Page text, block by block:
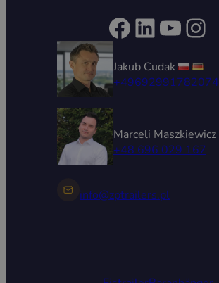
Facebook LinkedIn YouTube Instagram
Jakub Cudak
+49692991782074
Marceli Maszkiewicz
+48 696 029 167
info@zptrailers.pl